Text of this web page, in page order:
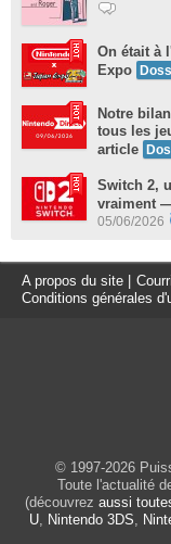
On était à
Expo
Notre
tous les
article
Switch 2,
vraiment
05/06/2026
A propos du site
Conditions générales
© 1997-2026
Toute l'actualité
(découvrez aussi
U, Nintendo 3DS,